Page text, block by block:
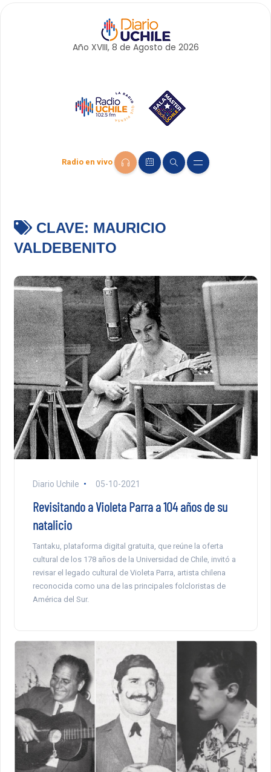
Año XVIII, 8 de Agosto de 2026
Radio en vivo
CLAVE: MAURICIO
VALDEBENITO
Diario Uchile 05-10-2021
Revisitando a Violeta Parra a 104 años de su
natalicio
Tantaku, plataforma digital gratuita, que reúne la oferta
cultural de los 178 años de la Universidad de Chile, invitó a
revisar el legado cultural de Violeta Parra, artista chilena
reconocida como una de las principales folcloristas de
América del Sur.